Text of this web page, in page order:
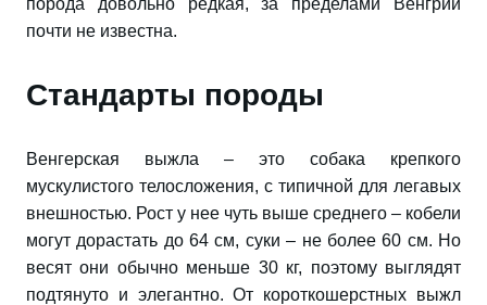
почти не известна.
Стандарты породы
Венгерская выжла – это собака крепкого
мускулистого телосложения, с типичной для легавых
внешностью. Рост у нее чуть выше среднего – кобели
могут дорастать до 64 см, суки – не более 60 см. Но
весят они обычно меньше 30 кг, поэтому выглядят
подтянуто и элегантно. От короткошерстных выжл